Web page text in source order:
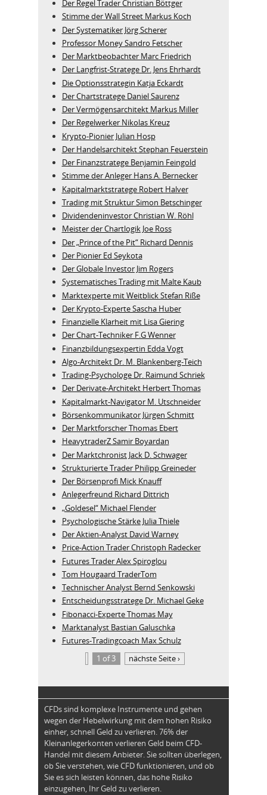
Der Regel Trader Christian Böttger
Stimme der Wall Street Markus Koch
Der Systematiker Jörg Scherer
Professor Money Sandro Fetscher
Der Marktbeobachter Marc Friedrich
Der Langfrist-Stratege Dr. Jens Ehrhardt
Die Optionsstrategin Katja Eckardt
Der Chartstratege Daniel Saurenz
Der Vermögensarchitekt Markus Miller
Der Regelwerker Nikolas Kreuz
Krypto-Pionier Julian Hosp
Der Handelsarchitekt Stephan Feuerstein
Der Finanzstratege Benjamin Feingold
Stimme der Anleger Hans A. Bernecker
Kapitalmarktstratege Robert Halver
Trading mit Struktur Simon Betschinger
Dividendeninvestor Christian W. Röhl
Meister der Chartlogik Joe Ross
Der „Prince of the Pit“ Richard Dennis
Der Pionier Ed Seykota
Der Globale Investor Jim Rogers
Systematisches Trading mit Malte Kaub
Marktexperte mit Weitblick Stefan Riße
Der Krypto-Experte Sascha Huber
Finanzielle Klarheit mit Lisa Giering
Der Chart-Techniker F.G Wenner
Finanzbildungsexpertin Edda Vogt
Algo‑Architekt Dr. M. Blankenberg‑Teich
Trading-Psychologe Dr. Raimund Schriek
Der Derivate‑Architekt Herbert Thomas
Kapitalmarkt-Navigator M. Utschneider
Börsenkommunikator Jürgen Schmitt
Der Marktforscher Thomas Ebert
HeavytraderZ Samir Boyardan
Der Marktchronist Jack D. Schwager
Strukturierte Trader Philipp Greineder
Der Börsenprofi Mick Knauff
Anlegerfreund Richard Dittrich
„Goldesel“ Michael Flender
Psychologische Stärke Julia Thiele
Der Aktien-Analyst David Warney
Price-Action Trader Christoph Radecker
Futures Trader Alex Spiroglou
Tom Hougaard TraderTom
Technischer Analyst Bernd Senkowski
Entscheidungsstratege Dr. Michael Geke
Fibonacci-Experte Thomas May
Marktanalyst Bastian Galuschka
Futures-Tradingcoach Max Schulz
1 of 3
nächste Seite ›
CFDs sind komplexe Instrumente und gehen
wegen der Hebelwirkung mit dem hohen Risiko
einher, schnell Geld zu verlieren. 76% der
Kleinanlegerkonten verlieren Geld beim CFD-
Handel mit diesem Anbieter. Sie sollten überlegen,
ob Sie verstehen, wie CFD funktionieren, und ob
Sie es sich leisten können, das hohe Risiko
einzugehen, Ihr Geld zu verlieren.